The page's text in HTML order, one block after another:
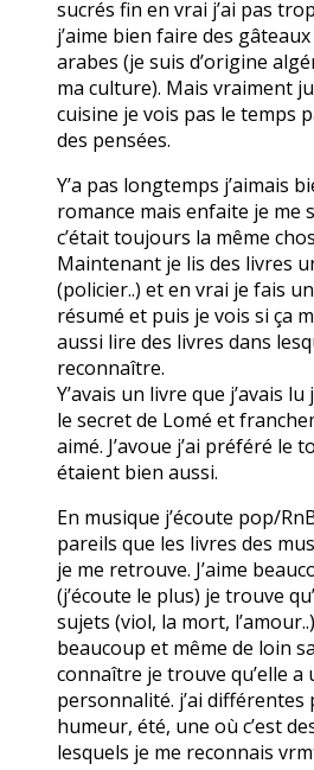
sucrés fin en vrai j’ai pas
j’aime bien faire des
arabes (je suis d’origine
ma culture). Mais vraiment
cuisine je vois pas le temps
des pensées.
Y’a pas longtemps j’aimais
romance mais enfaite je me
c’était toujours la même
Maintenant je lis des livres
(policier..) et en vrai je fais
résumé et puis je vois si ça
aussi lire des livres dans
reconnaître.
Y’avais un livre que j’avais
le secret de Lomé et
aimé. J’avoue j’ai préféré le
étaient bien aussi.
En musique j’écoute pop/
pareils que les livres des
je me retrouve. J’aime
(j’écoute le plus) je trouve
sujets (viol, la mort,
beaucoup et même de loin
connaître je trouve qu’elle a
personnalité. j’ai différentes
humeur, été, une où c’est
lesquels je me reconnais